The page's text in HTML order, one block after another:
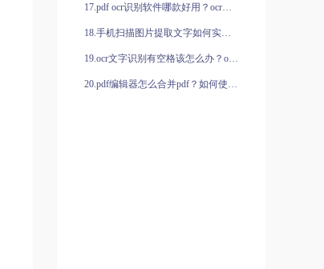
17.pdf ocr识别软件哪款好用？ocr识别软件怎么识别韩文资料？
18.手机扫描图片提取文字如何实现？文字识别工具哪个好用？
19.ocr文字识别有空格该怎么办？ocr文字识别软件有哪些？
20.pdf编辑器怎么合并pdf？如何使用pdf编辑器合并pdf？